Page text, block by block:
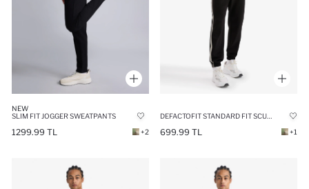
NEW
SLIM FIT JOGGER SWEATPANTS
1299.99 TL +2 699.99 TL +1